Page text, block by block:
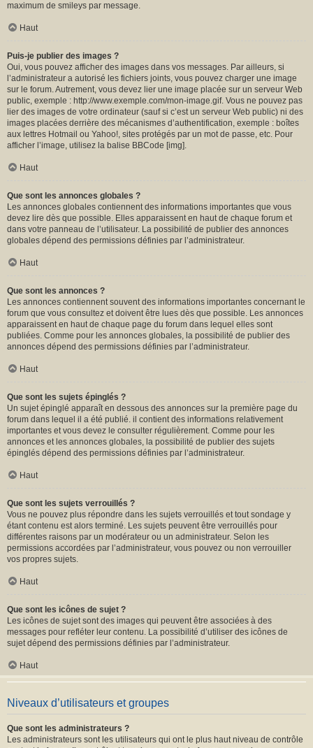
maximum de smileys par message.
Haut
Puis-je publier des images ?
Oui, vous pouvez afficher des images dans vos messages. Par ailleurs, si
l’administrateur a autorisé les fichiers joints, vous pouvez charger une image
sur le forum. Autrement, vous devez lier une image placée sur un serveur Web
public, exemple : http://www.exemple.com/mon-image.gif. Vous ne pouvez pas
lier des images de votre ordinateur (sauf si c’est un serveur Web public) ni des
images placées derrière des mécanismes d’authentification, exemple : boîtes
aux lettres Hotmail ou Yahoo!, sites protégés par un mot de passe, etc. Pour
afficher l’image, utilisez la balise BBCode [img].
Haut
Que sont les annonces globales ?
Les annonces globales contiennent des informations importantes que vous
devez lire dès que possible. Elles apparaissent en haut de chaque forum et
dans votre panneau de l’utilisateur. La possibilité de publier des annonces
globales dépend des permissions définies par l’administrateur.
Haut
Que sont les annonces ?
Les annonces contiennent souvent des informations importantes concernant le
forum que vous consultez et doivent être lues dès que possible. Les annonces
apparaissent en haut de chaque page du forum dans lequel elles sont
publiées. Comme pour les annonces globales, la possibilité de publier des
annonces dépend des permissions définies par l’administrateur.
Haut
Que sont les sujets épinglés ?
Un sujet épinglé apparaît en dessous des annonces sur la première page du
forum dans lequel il a été publié. il contient des informations relativement
importantes et vous devez le consulter régulièrement. Comme pour les
annonces et les annonces globales, la possibilité de publier des sujets
épinglés dépend des permissions définies par l’administrateur.
Haut
Que sont les sujets verrouillés ?
Vous ne pouvez plus répondre dans les sujets verrouillés et tout sondage y
étant contenu est alors terminé. Les sujets peuvent être verrouillés pour
différentes raisons par un modérateur ou un administrateur. Selon les
permissions accordées par l’administrateur, vous pouvez ou non verrouiller
vos propres sujets.
Haut
Que sont les icônes de sujet ?
Les icônes de sujet sont des images qui peuvent être associées à des
messages pour refléter leur contenu. La possibilité d’utiliser des icônes de
sujet dépend des permissions définies par l’administrateur.
Haut
Niveaux d’utilisateurs et groupes
Que sont les administrateurs ?
Les administrateurs sont les utilisateurs qui ont le plus haut niveau de contrôle